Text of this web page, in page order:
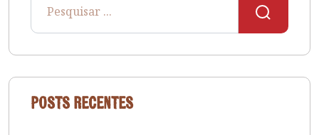
Posts recentes